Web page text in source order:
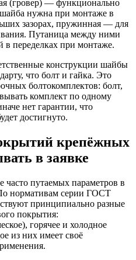
(гровер) — функционально
нужна при монтаже в
зазорах, пружинная — для
Путаница между ними
в переделках при монтаже.
конструкции шайбы
что болт и гайка. Это
болтокомплектов: болт,
комплект по одному
нет гарантии, что
достигнуто.
крепёжных
в заявке
путаемых параметров в
нормативам серии ГОСТ
принципиально разные
покрытия:
горячее и холодное
из них имеет своё